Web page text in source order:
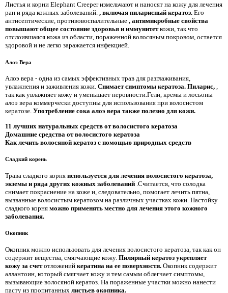
Листья и корни Elephant Creeper измельчают и наносят на кожу для лечения
ран и ряда кожных заболеваний. , включая пиларисный кератоз. Его
антисептические, противовоспалительные , антимикробные свойства
повышают общее состояние здоровья и иммунитеткожи, так что
отслоившаяся кожа из области, пораженной волосяным покровом, остается
здоровой и не легко заражается инфекцией.
Алоэ Вера
Алоэ вера - одна из самых эффективных трав для разглаживания,
увлажнения и заживления кожи. Снимает симптомы кератоза. Пиларис, ,
так как увлажняет кожу и уменьшает неровности.Гели, кремы и лосьоны
алоэ вера коммерчески доступны для использования при волосистом
кератозе. Употребление сока алоэ вера также полезно для кожи.
11 лучших натуральных средств от волосистого кератоза
Домашние средства от волосистого кератоза
Как лечить волосяной кератоз с помощью природных средств
Сладкий корень
Трава сладкого корня используется для лечения волосистого кератоза,
экземы и ряда других кожных заболеваний .Считается, что солодка
снимает покраснение на коже и, следовательно, помогает лечить пятна,
вызванные волосистым кератозом на различных участках кожи. Настойку
сладкого корня можно применять местно для лечения этого кожного
заболевания.
Окопник
Окопник можно использовать для лечения волосистого кератоза, так как он
содержит вещества, смягчающие кожу. Пилярный кератоз укрепляет
кожу за счетотложений кератина на ее поверхности. Окопник содержит
аллантоин, который смягчает кожу и тем самым облегчает симптомы,
вызывающие волосяной кератоз. На пораженные участки можно нанести
пасту из пропитанных листьев окопника.